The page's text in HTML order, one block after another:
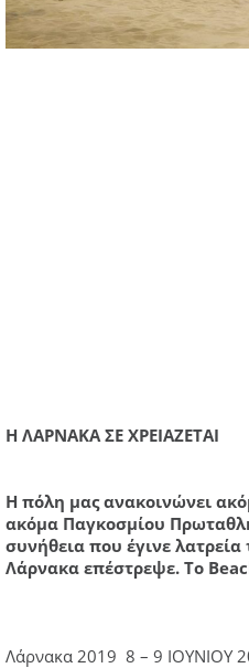
Η ΛΑΡΝΑΚΑ ΣΕ ΧΡΕΙΑΖΕΤΑΙ
Η πόλη μας ανακοινώνει
ακόμα Παγκοσμίου
συνήθεια που έγινε λατρεία
Λάρνακα επέστρεψε. Το
Λάρνακα 2019 8 – 9 ΙΟΥΝΙΟΥ